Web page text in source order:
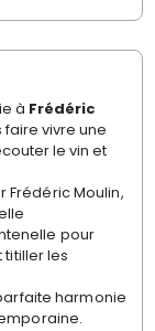
à Frédéric
vivre une
le vin et
Frédéric Moulin,
pour
les
harmonie